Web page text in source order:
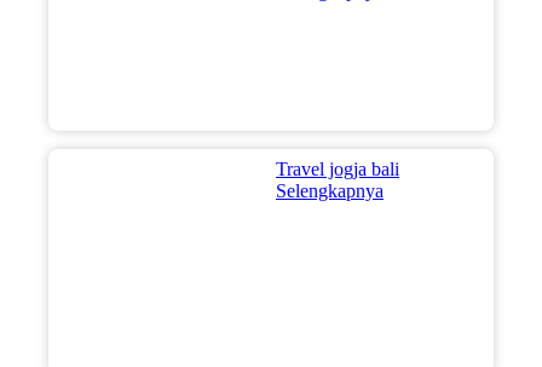
Travel jogja bali
Selengkapnya